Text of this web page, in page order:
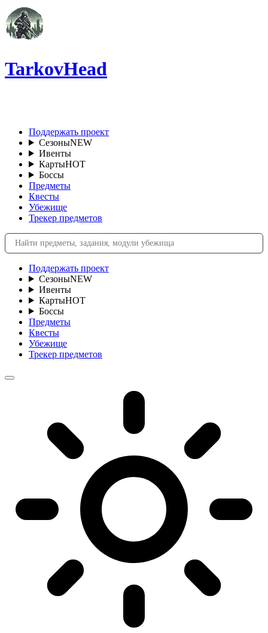
TarkovHead
Поддержать проект
СезоныNEW
Ивенты
КартыHOT
Боссы
Предметы
Квесты
Убежище
Трекер предметов
Поддержать проект
СезоныNEW
Ивенты
КартыHOT
Боссы
Предметы
Квесты
Убежище
Трекер предметов